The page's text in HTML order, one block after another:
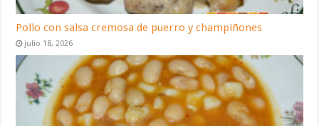
Pollo con salsa cremosa de puerro y champiñones
julio 18, 2026